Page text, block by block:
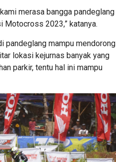
merasa bangga pandeglang
Motocross 2023,” katanya.
pandeglang mampu mendorong
lokasi kejurnas banyak yang
parkir, tentu hal ini mampu